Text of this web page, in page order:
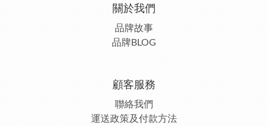
關於我們
品牌故事
品牌BLOG
顧客服務
聯絡我們
運送政策及付款方法